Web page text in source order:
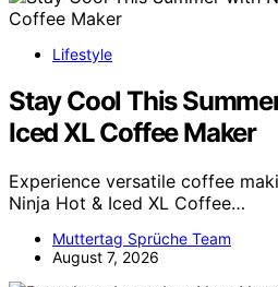
Lifestyle
Stay Cool This
Iced XL Coffee Maker
Experience versatile coffee
Ninja Hot & Iced XL Coffee…
Muttertag Sprüche Team
August 7, 2026